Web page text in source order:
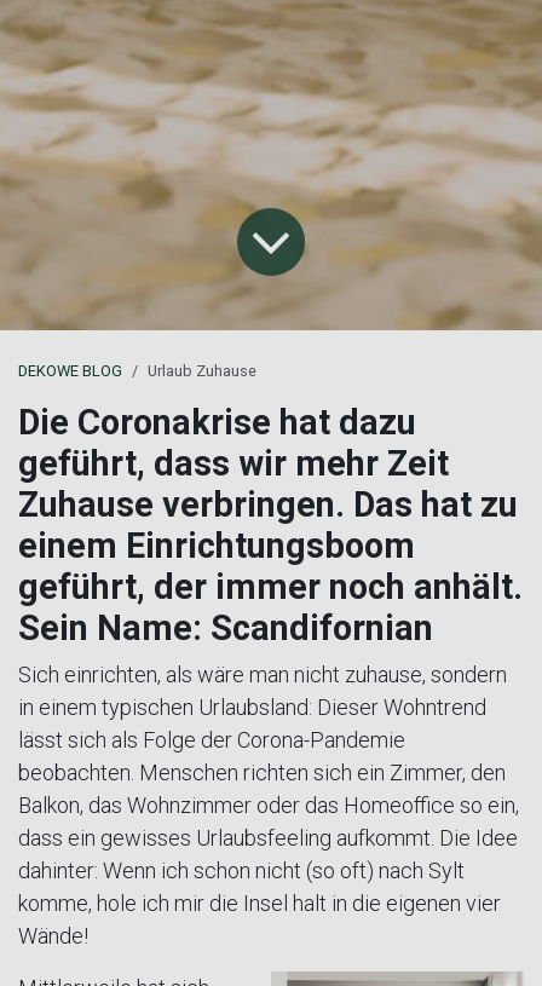
DEKOWE BLOG Urlaub Zuhause
Die Coronakrise hat dazu
geführt, dass wir mehr Zeit
Zuhause verbringen. Das hat zu
einem Einrichtungsboom
geführt, der immer noch anhält.
Sein Name: Scandifornian
Sich einrichten, als wäre man nicht zuhause, sondern
in einem typischen Urlaubsland: Dieser Wohntrend
lässt sich als Folge der Corona-Pandemie
beobachten. Menschen richten sich ein Zimmer, den
Balkon, das Wohnzimmer oder das Homeoffice so ein,
dass ein gewisses Urlaubsfeeling aufkommt. Die Idee
dahinter: Wenn ich schon nicht (so oft) nach Sylt
komme, hole ich mir die Insel halt in die eigenen vier
Wände!